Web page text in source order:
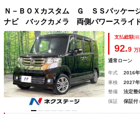
Ｎ－ＢＯＸカスタム Ｇ ＳＳパッケ
ナビ バックカメラ 両側パワースライ
ム ＥＴＣ ＨＩＤヘッド 純正１４イ
キー ＳＤ ＤＶＤ再生 Ｂｌｕｅｔｏｏ
支払総額(
92.9 万
通常ローン
年式 2016年
車検
2027年
整備
法定整
保証
保証付